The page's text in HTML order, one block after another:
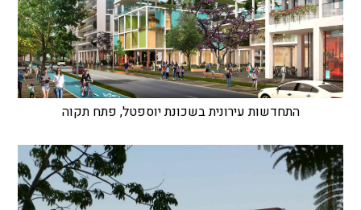
התחדשות עירונית בשכונת יוספטל, פתח תקוה